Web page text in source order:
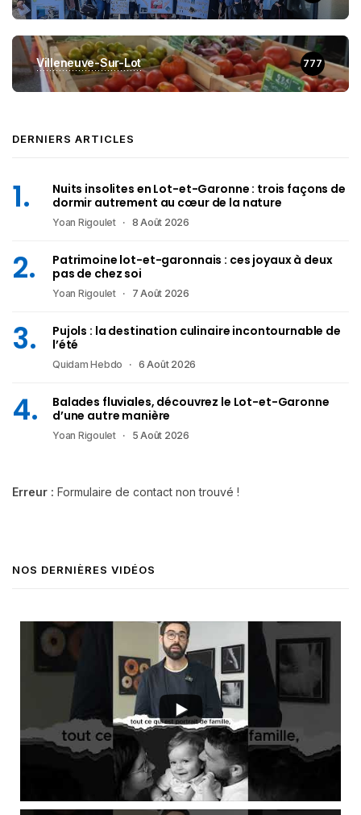
Villeneuve-Sur-Lot 777
DERNIERS ARTICLES
Nuits insolites en Lot-et-Garonne : trois façons de
dormir autrement au cœur de la nature
Yoan Rigoulet 8 Août 2026
Patrimoine lot-et-garonnais : ces joyaux à deux
pas de chez soi
Yoan Rigoulet 7 Août 2026
Pujols : la destination culinaire incontournable de
l’été
Quidam Hebdo 6 Août 2026
Balades fluviales, découvrez le Lot-et-Garonne
d’une autre manière
Yoan Rigoulet 5 Août 2026
Erreur : Formulaire de contact non trouvé !
NOS DERNIÈRES VIDÉOS